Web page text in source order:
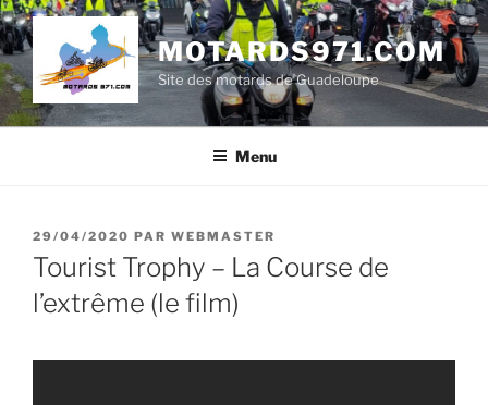
Aller
au
contenu
principal
MOTARDS971.COM
Site des motards de Guadeloupe
Menu
PUBLIÉ
LE
29/04/2020 PAR WEBMASTER
Tourist Trophy – La Course de
l’extrême (le film)